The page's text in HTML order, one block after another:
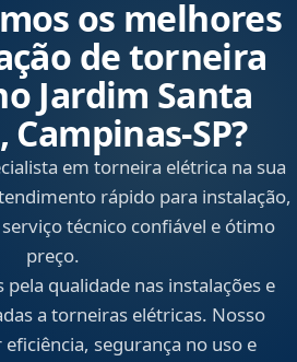
os melhores
de torneira
Jardim Santa
em torneira elétrica na sua
rápido para instalação,
técnico confiável e ótimo
preço.
qualidade nas instalações e
a torneiras elétricas. Nosso
segurança no uso e